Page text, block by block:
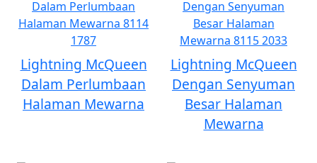
Lightning McQueen
Dalam Perlumbaan
Halaman Mewarna
Lightning McQueen
Dengan Senyuman
Besar Halaman
Mewarna